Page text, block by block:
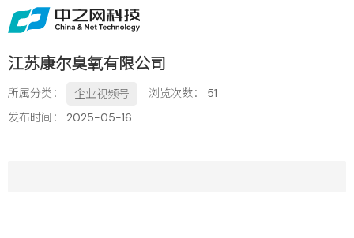
关于
服务
江苏康尔臭氧有限公司
所属分类： 企业视频号 浏览次数： 51
发布时间： 2025-05-16